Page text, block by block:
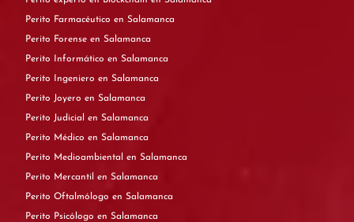
Perito Farmacéutico en Salamanca
Perito Forense en Salamanca
Perito Informático en Salamanca
Perito Ingeniero en Salamanca
Perito Joyero en Salamanca
Perito Judicial en Salamanca
Perito Médico en Salamanca
Perito Medioambiental en Salamanca
Perito Mercantil en Salamanca
Perito Oftalmólogo en Salamanca
Perito Psicólogo en Salamanca